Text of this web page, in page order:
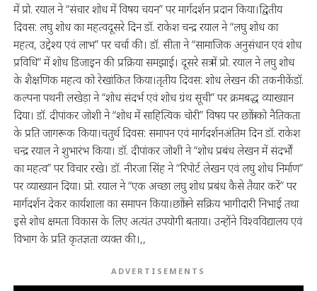
में प्रो. रयाल ने “संचार शोध में विषय चयन” पर मार्गदर्शन प्रदान किया।द्वितीय
दिवस: लघु शोध का महत्वदूसरे दिन डॉ. राकेश चन्द्र रयाल ने “लघु शोध का
महत्व, उद्देश्य एवं लाभ” पर चर्चा की। डॉ. सीता ने “सामाजिक अनुसंधान एवं शोध
प्रविधि” में शोध डिजाइन की प्रक्रिया समझाई। दूसरे सत्र में प्रो. रयाल ने लघु शोध
के शैक्षणिक महत्व को रेखांकित किया।तृतीय दिवस: शोध लेखन की तकनीकेंडॉ.
कल्पना पथनी लखेड़ा ने “शोध संदर्भ एवं शोध ग्रंथ सूची” पर क्रमबद्ध व्याख्यान
दिया। डॉ. दीपांकर जोशी ने “शोध में साहित्यिक चोरी” विषय पर छात्रों को नैतिकता
के प्रति जागरूक किया।चतुर्थ दिवस: समापन एवं मार्गदर्शनअंतिम दिन डॉ. राकेश
चन्द्र रयाल ने शुभारंभ किया। डॉ. दीपांकर जोशी ने “शोध प्रबंध लेखन में संदर्भों
का महत्व” पर विचार रखे। डॉ. नीरजा सिंह ने “रिपोर्ट लेखन एवं लघु शोध निर्माण”
पर व्याख्यान दिया। प्रो. रयाल ने “एक अच्छा लघु शोध प्रबंध कैसे तैयार करें” पर
मार्गदर्शन देकर कार्यशाला का समापन किया।छात्रों ने सक्रिय भागीदारी निभाई तथा
इसे शोध क्षमता विकास के लिए अत्यंत उपयोगी बताया। उन्होंने विश्वविद्यालय एवं
विभाग के प्रति कृतज्ञता व्यक्त की।,,
ADVERTISEMENTS